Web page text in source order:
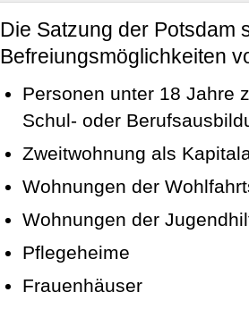
Die Satzung der Potsdam
Befreiungsmöglichkeiten
Personen unter 18 Jahre
Schul- oder
Zweitwohnung als
Wohnungen der
Wohnungen der
Pflegeheime
Frauenhäuser